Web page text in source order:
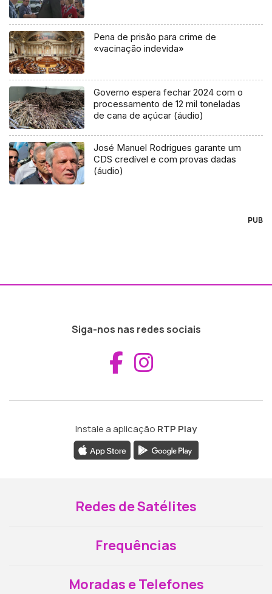
Pena de prisão para crime de
«vacinação indevida»
Governo espera fechar 2024 com o
processamento de 12 mil toneladas
de cana de açúcar (áudio)
José Manuel Rodrigues garante um
CDS credível e com provas dadas
(áudio)
PUB
Siga-nos nas redes sociais
Aceder ao
Instale a aplicação RTP Play
Redes de Satélites
Frequências
Moradas e Telefones